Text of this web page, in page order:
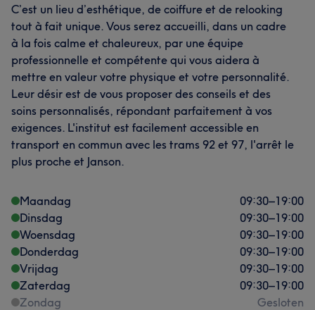
C’est un lieu d’esthétique, de coiffure et de relooking
tout à fait unique. Vous serez accueilli, dans un cadre
à la fois calme et chaleureux, par une équipe
professionnelle et compétente qui vous aidera à
mettre en valeur votre physique et votre personnalité.
Leur désir est de vous proposer des conseils et des
soins personnalisés, répondant parfaitement à vos
exigences. L'institut est facilement accessible en
transport en commun avec les trams 92 et 97, l'arrêt le
plus proche et Janson.
Maandag 09:30–19:00
Dinsdag
09:30–19:00
Woensdag
09:30–19:00
Donderdag
09:30–19:00
Vrijdag
09:30–19:00
Zaterdag
09:30–19:00
Zondag
Gesloten